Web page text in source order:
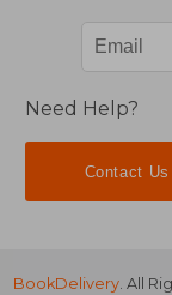
Need Help?
Contact Us
BookDelivery. All